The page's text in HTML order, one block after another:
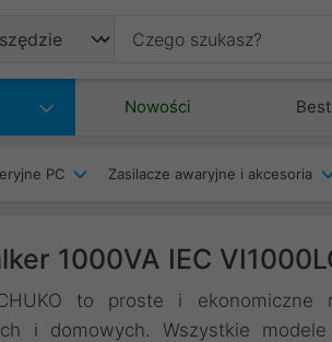
Nowości
PC Zasilacze awaryjne i akcesoria
1000VA IEC
to proste i
i domowych. Wszystkie